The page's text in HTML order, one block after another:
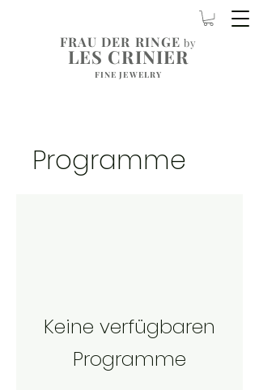
FRAU DER RINGE by
LES CRINIER
FINE JEWELRY
Programme
Keine verfügbaren
Programme